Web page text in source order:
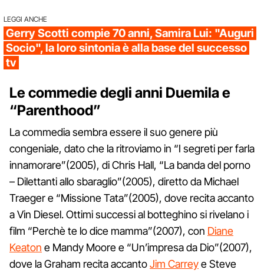
LEGGI ANCHE
Gerry Scotti compie 70 anni, Samira Lui: "Auguri
Socio", la loro sintonia è alla base del successo
tv
Le commedie degli anni Duemila e
“Parenthood”
La commedia sembra essere il suo genere più
congeniale, dato che la ritroviamo in “I segreti per farla
innamorare”(2005), di Chris Hall, “La banda del porno
– Dilettanti allo sbaraglio”(2005), diretto da Michael
Traeger e “Missione Tata”(2005), dove recita accanto
a Vin Diesel. Ottimi successi al botteghino si rivelano i
film “Perchè te lo dice mamma”(2007), con Diane
Keaton e Mandy Moore e “Un’impresa da Dio”(2007),
dove la Graham recita accantoJim Carreye Steve